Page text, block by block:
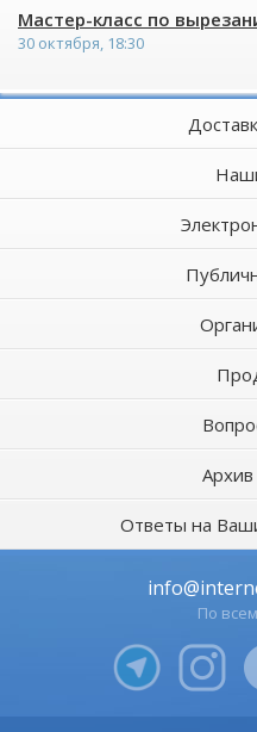
Мастер-класс по
30 октября, 18:30
Ответы на
По